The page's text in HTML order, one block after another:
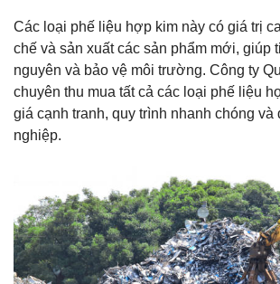
Các loại phế liệu hợp kim này có giá trị
chế và sản xuất các sản phẩm mới, giúp
nguyên và bảo vệ môi trường. Công ty
chuyên thu mua tất cả các loại phế liệu
giá cạnh tranh, quy trình nhanh chóng và
nghiệp.